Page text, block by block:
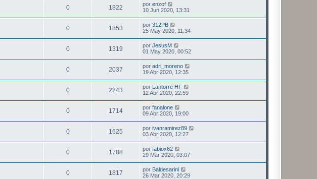
0 1822 por enzof
10 Jun 2020, 13:31
0 1853 por 312PB
25 May 2020, 11:34
0 1319 por JesusM
01 May 2020, 00:52
0 2037 por adri_moreno
19 Abr 2020, 12:35
0 2243 por Lantorre HF
12 Abr 2020, 22:59
0 1714 por fanalone
09 Abr 2020, 19:00
0 1625 por ivanramirez89
03 Abr 2020, 12:27
0 1788 por fabiox62
29 Mar 2020, 03:07
0 1817 por Baldesarini
26 Mar 2020, 20:29